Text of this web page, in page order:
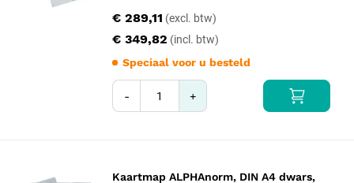
€ 349,82
€ 289,11
Speciaal voor u besteld
- +
Kaartmap ALPHAnorm, DIN A4 dwars,